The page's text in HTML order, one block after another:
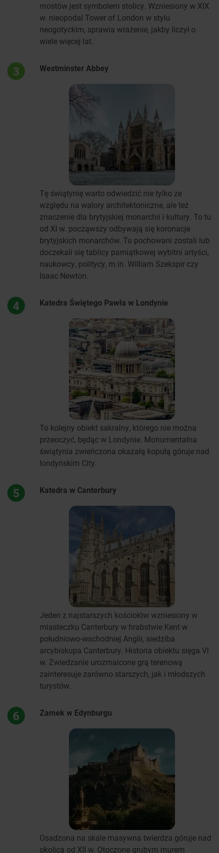
mostów jest symbolem stolicy. Wzniesiony w XIX
w. nieopodal Tower of London w stylu
neogotyckim, sprawia wrażenie, jakby liczył o
wiele więcej lat.
3 Westminster Abbey
Tę świątynię warto odwiedzić nie tylko ze
względu na walory architektoniczne, ale też
znaczenie dla brytyjskiej monarchii i kultury. To tu
od XI w. począwszy odbywają się koronacje
brytyjskich monarchów. Tu pochowani zostali lub
doczekali się tablicy pamiątkowej wybitni artyści,
naukowcy, politycy, m.in. William Szekspir czy
Isaac Newton.
4 Katedra Świętego Pawła w Londynie
To kolejny obiekt sakralny, którego nie można
przeoczyć, będąc w Londynie. Monumentalna
świątynia zwieńczona okazałą kopułą góruje nad
londyńskim City.
5 Katedra w Canterbury
Jeden z najstarszych kościołów wzniesiony w
miasteczku Canterbury w hrabstwie Kent w
południowo-wschodniej Anglii, siedziba
arcybiskupa Canterbury. Historia obiektu sięga VI
w. Zwiedzanie urozmaicone grą terenową
zainteresuje zarówno starszych, jak i młodszych
turystów.
6 Zamek w Edynburgu
Osadzona na skale masywna twierdza góruje nad
okolicą od XII w. Otoczone grubym murem